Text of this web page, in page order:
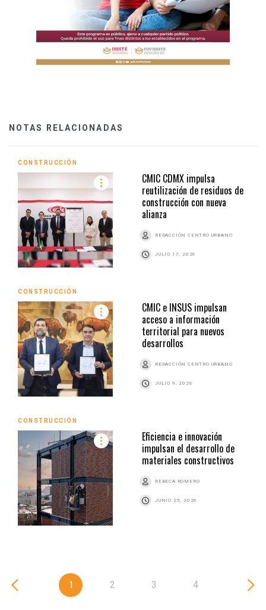
NOTAS RELACIONADAS
CONSTRUCCIÓN
CMIC CDMX impulsa
reutilización de residuos de
construcción con nueva
alianza
REDACCIÓN CENTRO URBANO
JULIO 17, 2026
CONSTRUCCIÓN
CMIC e INSUS impulsan
acceso a información
territorial para nuevos
desarrollos
REDACCIÓN CENTRO URBANO
JULIO 9, 2026
CONSTRUCCIÓN
Eficiencia e innovación
impulsan el desarrollo de
materiales constructivos
REBECA ROMERO
JUNIO 25, 2026
1 2 3 4